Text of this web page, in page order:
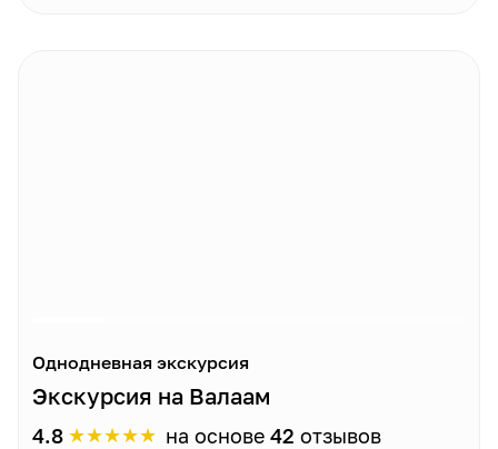
Однодневная экскурсия
Экскурсия на Валаам
4.8 ★★★★★ на основе 42 отзывов